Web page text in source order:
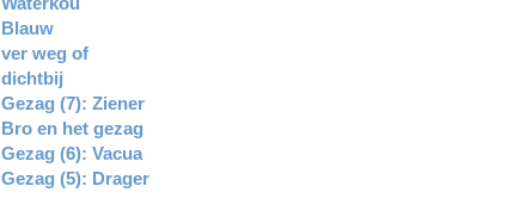
Blauw
ver weg of
dichtbij
Gezag (7): Ziener
Bro en het gezag
Gezag (6): Vacua
Gezag (5): Drager